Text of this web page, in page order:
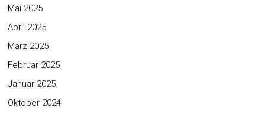
Mai 2025
April 2025
März 2025
Februar 2025
Januar 2025
Oktober 2024